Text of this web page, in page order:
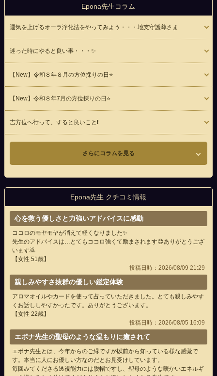
Epona先生コラム
運気を上げるオーラ浄化法をやってみよう・・・地支守護尊さま
迷った時にやると良い事・・・✨
【New】令和８年８月の方位採りの日⭐
【New】令和８年7月の方位採りの日⭐
吉方位へ行って、すると良いこと❗️
さらにコラムを見る
Epona先生 クチコミ情報
心を救う優しさと力強いアドバイスに感動
ココロのモヤモヤが消えて軽くなりました✨
先生のアドバイスは…とてもココロ強くて励まされます😊ありがとうござ
います🙇
【女性 51歳】
投稿日時：2026/08/09 21:29
親しみやすさ抜群の優しい鑑定体験
アロマオイルやカードを使って占っていただきました。とても親しみやす
くお話ししやすかったです。ありがとうございます。
【女性 22歳】
投稿日時：2026/08/05 16:09
エポナ先生の聖母のような温もりに癒されて
エポナ先生とは、今年からのご縁ですが以前から知っている様な感覚で
す。本当に人にお優しい方なのだとお見受けしています。
毎回みてくださる透視能力には脱帽ですし、聖母のような暖かいエネルギ